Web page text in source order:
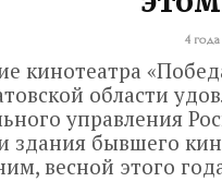
4
кинотеатра
области
управления
здания бывшего
весной этого